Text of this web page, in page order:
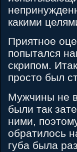
какими
Приятное
попытался
скрипом.
просто был
Мужчины не
были так
ними,
обратилось
губа была